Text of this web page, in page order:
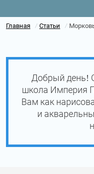
Главная / Статьи /
Добрый день!
школа Империя
Вам как
и